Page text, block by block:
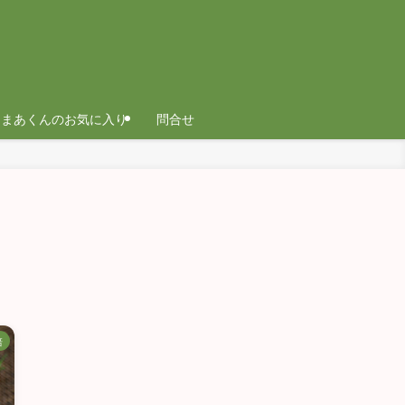
まあくんのお気に入り 問合せ